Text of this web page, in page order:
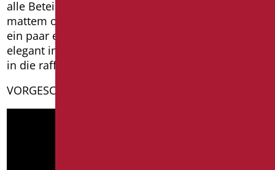
alle Beteiligten im Badumfeld. Hergestellt in
mattem oder glänzendem Weiß, fügt es sich mit
ein paar einfachen Tricks bei der Installation
elegant in die Strukturen des Gastgewerbes sowie
in die raffiniertesten häuslichen Umgebungen ein.
VORGESCHLAGENES VIDEO